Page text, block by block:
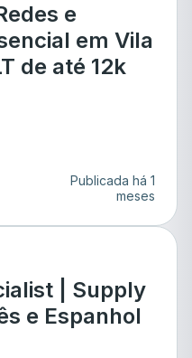
e
em Vila
de até 12k
Publicada há 1
meses
| Supply
e Espanhol